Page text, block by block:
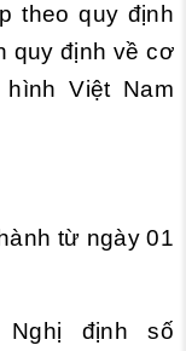
theo quy định
quy định về cơ
Việt Nam
từ ngày 01
định số